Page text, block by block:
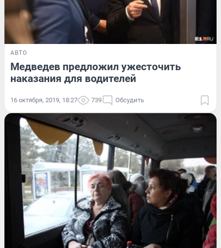
АВТО
Медведев предложил ужесточить
наказания для водителей
16 октября, 2019, 18:27 739 Обсудить